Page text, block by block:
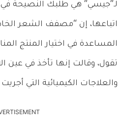
لـ”جيسي” هي طلبك النصيحة
اتباعها، إن “مصفف الشعر
المساعدة في اختيار المنتج
تقول، وقالت إنها تأخذ في عين
والعلاجات الكيميائية التي أجريت